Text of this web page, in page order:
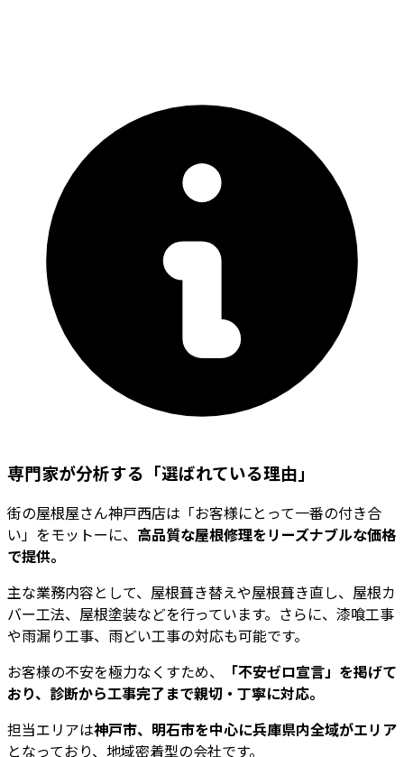
専門家が分析する「選ばれている理由」
街の屋根屋さん神戸西店は「お客様にとって一番の付き合
い」をモットーに、 高品質な屋根修理をリーズナブルな価格
で提供。
主な業務内容として、屋根葺き替えや屋根葺き直し、屋根カ
バー工法、屋根塗装などを行っています。さらに、漆喰工事
や雨漏り工事、雨どい工事の対応も可能です。
お客様の不安を極力なくすため、
「不安ゼロ宣言」を掲げて
おり、診断から工事完了まで親切・丁寧に対応。
担当エリアは神戸市、明石市を中心に兵庫県内全域がエリア
となっており、地域密着型の会社です。